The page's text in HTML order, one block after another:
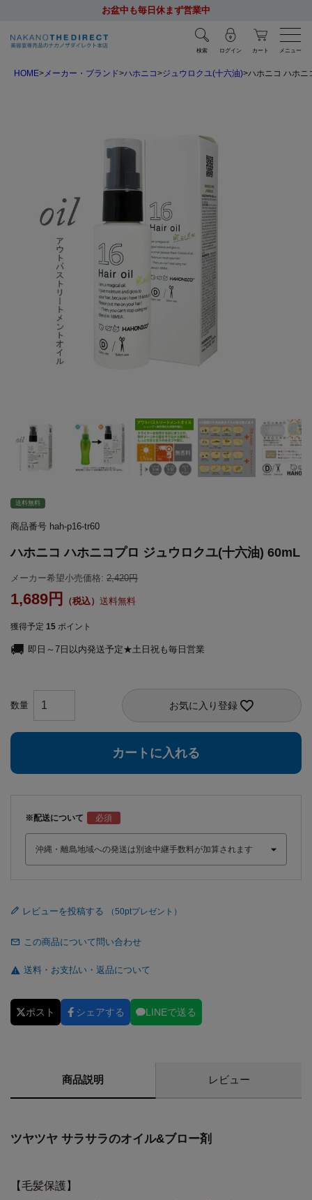
お盆中も毎日休まず営業中
検索 ログイン カート メニュー
HOME メーカー・ブランド ハホニコ ジュウロクユ(十六油) ハホニコ ハホニ
送料無料
商品番号 hah-p16-tr60
ハホニコ ハホニコプロ ジュウロクユ(十六油) 60mL
メーカー希望小売価格: 2,420
1,689 送料無料
獲得予定 15 ポイント
即日～7日以内発送予定★土日祝も毎日営業
お気に入り登録
カートに入れる
※配送について
レビューを投稿する
この商品について問い合わせ
送料・お支払い・返品について
ポスト シェアする LINEで送る
商品説明 レビュー
ツヤツヤ サラサラのオイル&ブロー剤
【毛髪保護】